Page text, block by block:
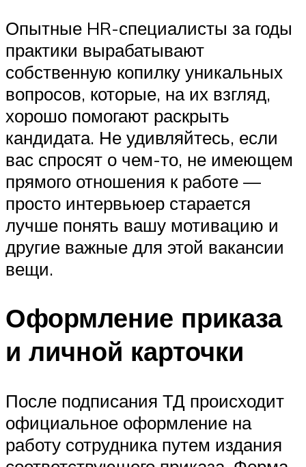
Опытные HR-специалисты за годы
практики вырабатывают
собственную копилку уникальных
вопросов, которые, на их взгляд,
хорошо помогают раскрыть
кандидата. Не удивляйтесь, если
вас спросят о чем-то, не имеющем
прямого отношения к работе —
просто интервьюер старается
лучше понять вашу мотивацию и
другие важные для этой вакансии
вещи.
Оформление приказа
и личной карточки
После подписания ТД происходит
официальное оформление на
работу сотрудника путем издания